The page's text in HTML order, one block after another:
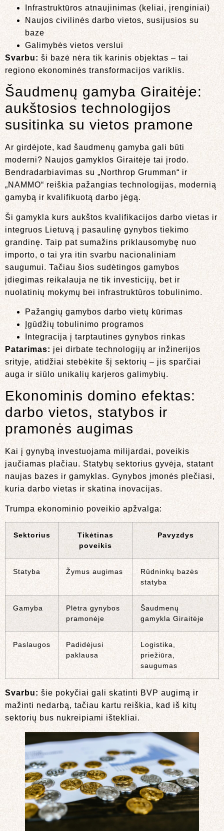
Infrastruktūros atnaujinimas (keliai, įrenginiai)
Naujos civilinės darbo vietos, susijusios su
baze
Galimybės vietos verslui
Svarbu: ši bazė nėra tik karinis objektas – tai
regiono ekonominės transformacijos variklis.
Šaudmenų gamyba Giraitėje:
aukštosios technologijos
susitinka su vietos pramone
Ar girdėjote, kad šaudmenų gamyba gali būti
moderni? Naujos gamyklos Giraitėje tai įrodo.
Bendradarbiavimas su „Northrop Grumman“ ir
„NAMMO“ reiškia pažangias technologijas, modernią
gamybą ir kvalifikuotą darbo jėgą.
Ši gamykla kurs aukštos kvalifikacijos darbo vietas ir
integruos Lietuvą į pasaulinę gynybos tiekimo
grandinę. Taip pat sumažins priklausomybę nuo
importo, o tai yra itin svarbu nacionaliniam
saugumui. Tačiau šios sudėtingos gamybos
įdiegimas reikalauja ne tik investicijų, bet ir
nuolatinių mokymų bei infrastruktūros tobulinimo.
Pažangių gamybos darbo vietų kūrimas
Įgūdžių tobulinimo programos
Integracija į tarptautines gynybos rinkas
Patarimas: jei dirbate technologijų ar inžinerijos
srityje, atidžiai stebėkite šį sektorių – jis sparčiai
auga ir siūlo unikalių karjeros galimybių.
Ekonominis domino efektas:
darbo vietos, statybos ir
pramonės augimas
Kai į gynybą investuojama milijardai, poveikis
jaučiamas plačiau. Statybų sektorius gyvėja, statant
naujas bazes ir gamyklas. Gynybos įmonės plečiasi,
kuria darbo vietas ir skatina inovacijas.
Trumpa ekonominio poveikio apžvalga:
Sektorius
Tikėtinas
poveikis
Pavyzdys
Statyba Žymus augimas
Rūdninkų bazės
statyba
Gamyba
Plėtra gynybos
pramonėje
Šaudmenų
gamykla Giraitėje
Paslaugos
Padidėjusi
paklausa
Logistika,
priežiūra,
saugumas
Svarbu: šie pokyčiai gali skatinti BVP augimą ir
mažinti nedarbą, tačiau kartu reiškia, kad iš kitų
sektorių bus nukreipiami ištekliai.